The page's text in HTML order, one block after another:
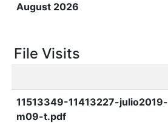
August 2026
File Visits
11513349-11413227-julio2019-
m09-t.pdf